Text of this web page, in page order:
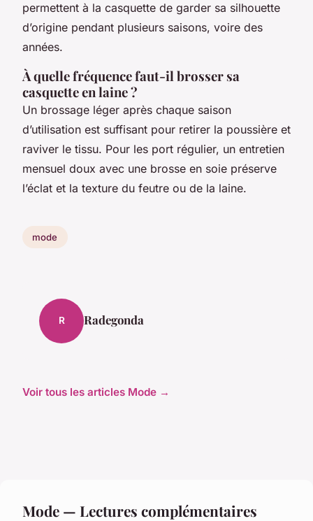
permettent à la casquette de garder sa silhouette
d’origine pendant plusieurs saisons, voire des
années.
À quelle fréquence faut-il brosser sa
casquette en laine ?
Un brossage léger après chaque saison
d’utilisation est suffisant pour retirer la poussière et
raviver le tissu. Pour les port régulier, un entretien
mensuel doux avec une brosse en soie préserve
l’éclat et la texture du feutre ou de la laine.
mode
R Radegonda
Voir tous les articles Mode →
Mode — Lectures complémentaires